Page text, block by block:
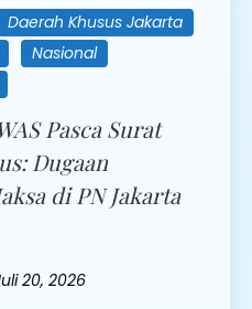
Daerah Khusus Jakarta
Nasional
Pasca Surat
Dugaan
di PN Jakarta
20, 2026